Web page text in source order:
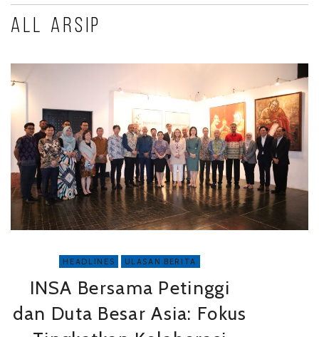
All Arsip
HEADLINES ULASAN BERITA
INSA Bersama Petinggi
dan Duta Besar Asia: Fokus